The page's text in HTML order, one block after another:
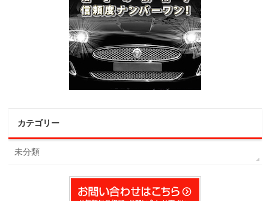
カテゴリー
未分類